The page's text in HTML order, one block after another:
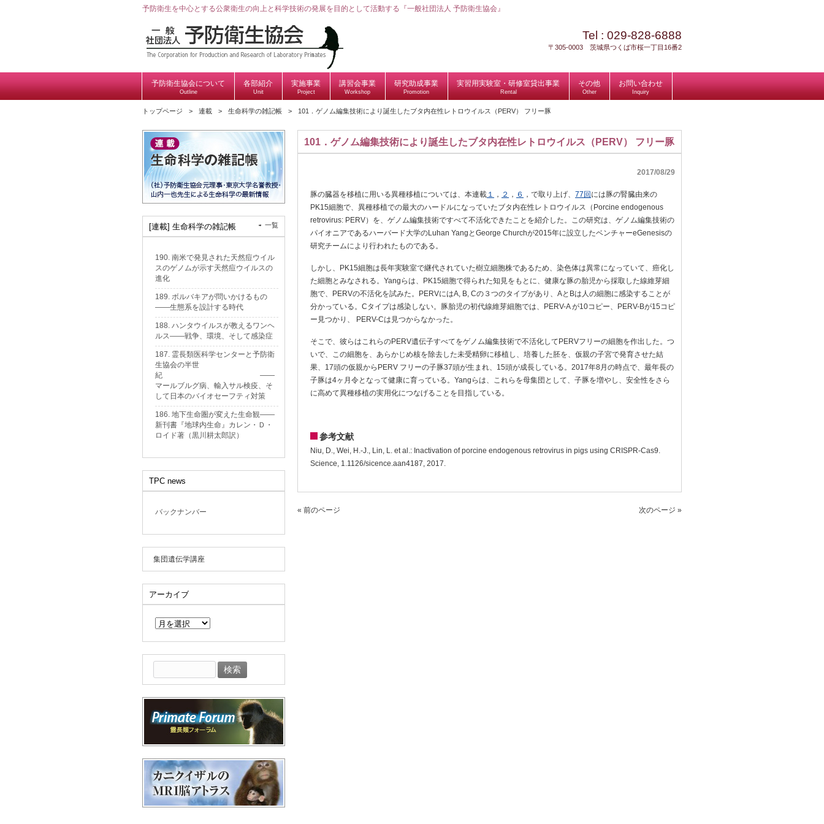
予防衛生を中心とする公衆衛生の向上と科学技術の発展を目的として活動する『一般社団法人 予防衛生協会』
Tel : 029-828-6888
〒305-0003 茨城県つくば市桜一丁目16番2
予防衛生協会について
Outline
各部紹介
Unit
実施事業
Project
講習会事業
Workshop
研究助成事業
Promotion
実習用実験室・研修室貸出事業
Rental
その他
Other
お問い合わせ
Inquiry
トップページ 連載 生命科学の雑記帳 101．ゲノム編集技術により誕生したブタ内在性レトロウイルス（PERV） フリー豚
101．ゲノム編集技術により誕生したブタ内在性レトロウイルス（PERV） フリー豚
2017/08/29
豚の臓器を移植に用いる異種移植については、本連載 １ ， ２ ， ６ ，で取り上げ、 77回 には豚の腎臓由来の
PK15細胞で、異種移植での最大のハードルになっていたブタ内在性レトロウイルス（Porcine endogenous
retrovirus: PERV）を、ゲノム編集技術ですべて不活化できたことを紹介した。この研究は、ゲノム編集技術の
パイオニアであるハーバード大学のLuhan YangとGeorge Churchが2015年に設立したベンチャーeGenesisの
研究チームにより行われたものである。
しかし、PK15細胞は長年実験室で継代されていた樹立細胞株であるため、染色体は異常になっていて、癌化し
た細胞とみなされる。Yangらは、PK15細胞で得られた知見をもとに、健康な豚の胎児から採取した線維芽細
胞で、PERVの不活化を試みた。PERVにはA, B, Cの３つのタイプがあり、AとBは人の細胞に感染することが
分かっている。Cタイプは感染しない。豚胎児の初代線維芽細胞では、PERV-A が10コピー、PERV-Bが15コピ
ー見つかり、 PERV-Cは見つからなかった。
そこで、彼らはこれらのPERV遺伝子すべてをゲノム編集技術で不活化してPERVフリーの細胞を作出した。つ
いで、この細胞を、あらかじめ核を除去した未受精卵に移植し、培養した胚を、仮親の子宮で発育させた結
果、17頭の仮親からPERV フリーの子豚37頭が生まれ、15頭が成長している。2017年8月の時点で、最年長の
子豚は4ヶ月令となって健康に育っている。Yangらは、これらを母集団として、子豚を増やし、安全性をさら
に高めて異種移植の実用化につなげることを目指している。
参考文献
Niu, D., Wei, H.-J., Lin, L. et al.: Inactivation of porcine endogenous retrovirus in pigs using CRISPR-Cas9.
Science, 1.1126/sicence.aan4187, 2017.
« 前のページ 次のページ »
[連載] 生命科学の雑記帳 一覧
190. 南米で発見された天然痘ウイル
スのゲノムが示す天然痘ウイルスの
進化
189. ボルバキアが問いかけるもの
——生態系を設計する時代
188. ハンタウイルスが教えるワンヘ
ルス——戦争、環境、そして感染症
187. 霊長類医科学センターと予防衛
生協会の半世
紀 ——
マールブルグ病、輸入サル検疫、そ
して日本のバイオセーフティ対策
186. 地下生命圏が変えた生命観——
新刊書『地球内生命』カレン・Ｄ・
ロイド著（黒川耕太郎訳）
TPC news
バックナンバー
集団遺伝学講座
アーカイブ
イ
ブ
索: